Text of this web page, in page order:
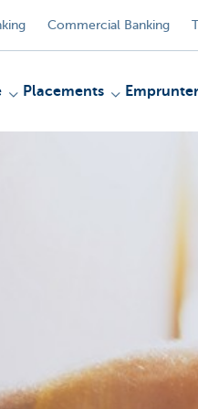
Commercial Banking
Placements Emprunter